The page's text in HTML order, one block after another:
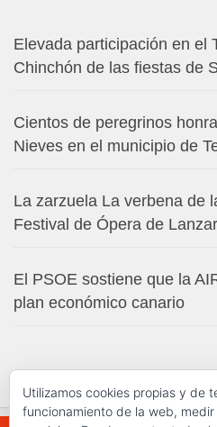
Elevada participación en el
Chinchón de las fiestas de
Cientos de peregrinos
Nieves en el municipio de
La zarzuela La verbena de
Festival de Ópera de
El PSOE sostiene que la
plan económico canario
Utilizamos cookies propias y de
funcionamiento de la web,